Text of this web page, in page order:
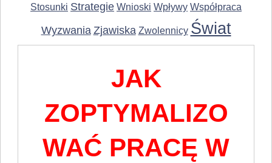
Stosunki Strategie Wnioski Wpływy Współpraca
Wyzwania Zjawiska Zwolennicy Świat
JAK
ZOPTYMALIZO
WAĆ PRACĘ W